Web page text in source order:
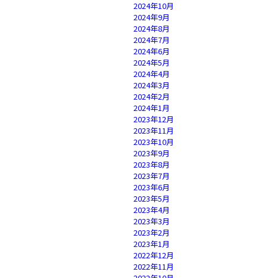
2024年10月
2024年9月
2024年8月
2024年7月
2024年6月
2024年5月
2024年4月
2024年3月
2024年2月
2024年1月
2023年12月
2023年11月
2023年10月
2023年9月
2023年8月
2023年7月
2023年6月
2023年5月
2023年4月
2023年3月
2023年2月
2023年1月
2022年12月
2022年11月